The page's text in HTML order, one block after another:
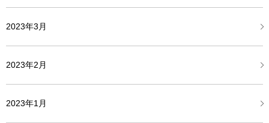
2023年3月
2023年2月
2023年1月